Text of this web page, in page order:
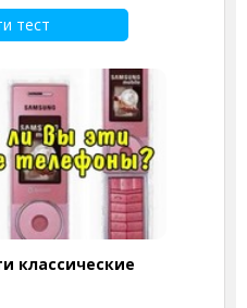
тест
классические